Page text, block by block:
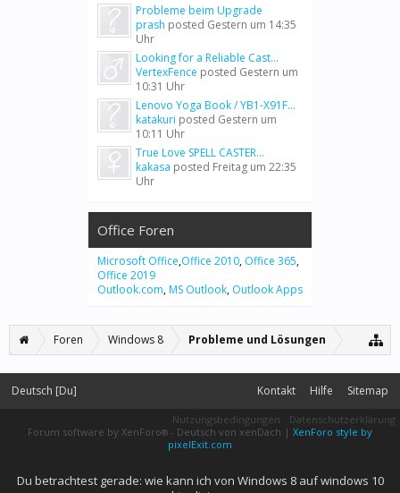
Probleme beim Upgrade
prash posted Gestern um 14:35
Uhr
Looking for a Reliable Cast...
VertexFence posted Gestern um
10:31 Uhr
Lenovo Yoga Book / YB1-X91F...
katakuri posted Gestern um
10:11 Uhr
True Love SPELL CASTER...
kakasa posted Freitag um 22:35
Uhr
Office Foren
Microsoft Office,Office 2010, Office 365,
Office 2019
Outlook.com, MS Outlook, Outlook Apps
Foren Windows 8 Probleme und Lösungen
Deutsch [Du] Kontakt Hilfe Sitemap
Nutzungsbedingungen
Datenschutzerklärung
Forum software by XenForo® - Deutsch von xenDach | XenForo style by
pixelExit.com
Du betrachtest gerade: wie kann ich von Windows 8 auf windows 10